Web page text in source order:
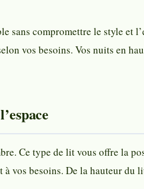
sans compromettre le style et
vos besoins. Vos nuits en
Ce type de lit vous offre la
vos besoins. De la hauteur du